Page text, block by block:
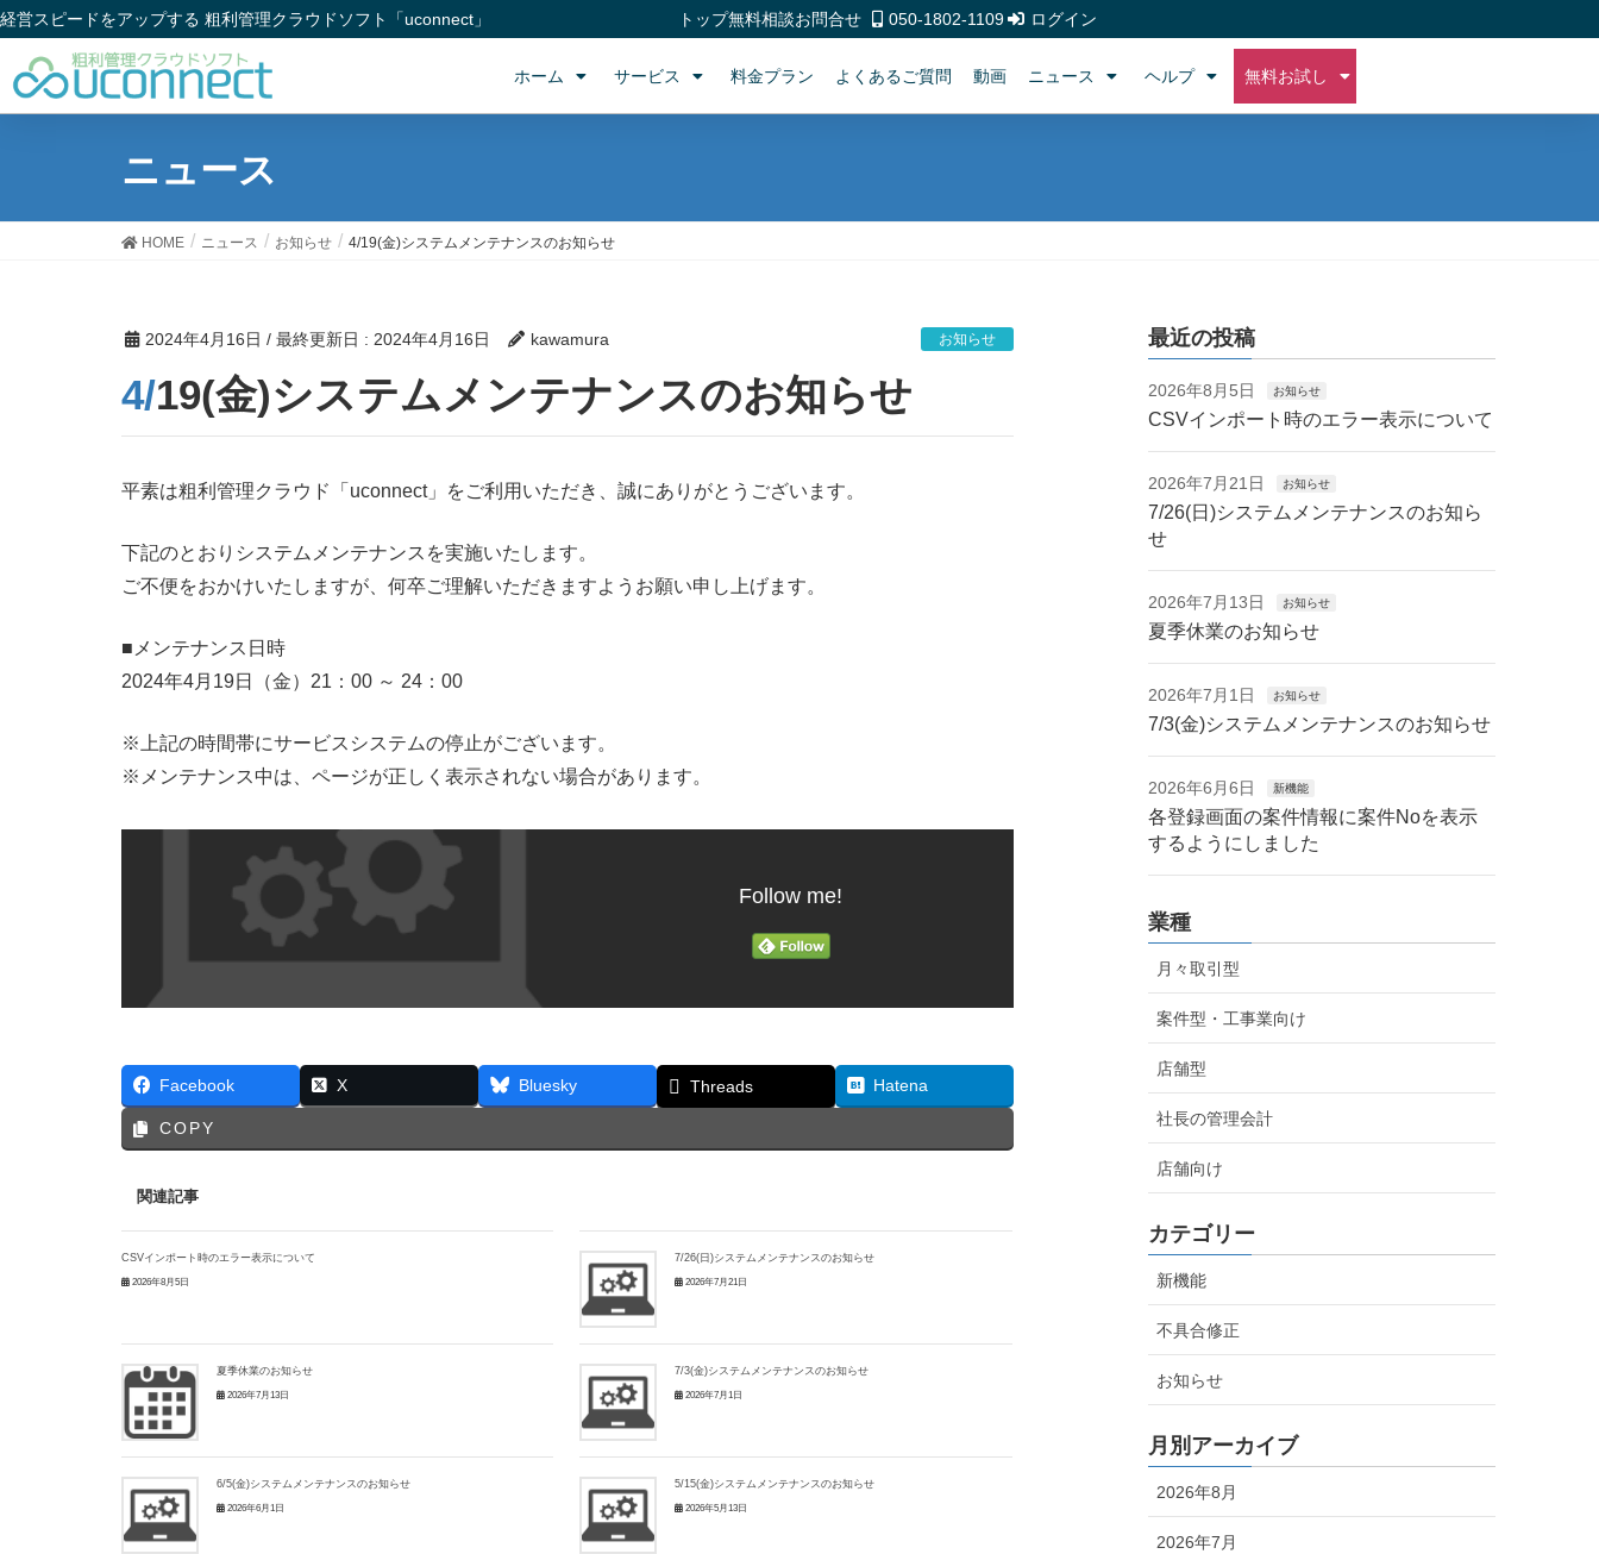
経営スピードをアップする 粗利管理クラウドソフト「uconnect」 トップ無料相談お問合せ 050-1802-1109 ログイン
ホーム サービス 料金プラン よくあるご質問 動画 ニュース ヘルプ 無料お試し
ニュース
HOME ニュース お知らせ 4/19(金)システムメンテナンスのお知らせ
2024年4月16日 / 最終更新日 : 2024年4月16日 kawamura お知らせ
4/19(金)システムメンテナンスのお知らせ
平素は粗利管理クラウド「uconnect」をご利用いただき、誠にありがとうございます。
下記のとおりシステムメンテナンスを実施いたします。
ご不便をおかけいたしますが、何卒ご理解いただきますようお願い申し上げます。
■メンテナンス日時
2024年4月19日（金）21：00 ～ 24：00
※上記の時間帯にサービスシステムの停止がございます。
※メンテナンス中は、ページが正しく表示されない場合があります。
Follow me!
Facebook X Bluesky Threads Hatena
COPY
関連記事
CSVインポート時のエラー表示について
2026年8月5日
7/26(日)システムメンテナンスのお知らせ
2026年7月21日
夏季休業のお知らせ
2026年7月13日
7/3(金)システムメンテナンスのお知らせ
2026年7月1日
6/5(金)システムメンテナンスのお知らせ
2026年6月1日
5/15(金)システムメンテナンスのお知らせ
2026年5月13日
最近の投稿
2026年8月5日 お知らせ
CSVインポート時のエラー表示について
2026年7月21日 お知らせ
7/26(日)システムメンテナンスのお知ら
せ
2026年7月13日 お知らせ
夏季休業のお知らせ
2026年7月1日 お知らせ
7/3(金)システムメンテナンスのお知らせ
2026年6月6日 新機能
各登録画面の案件情報に案件Noを表示
するようにしました
業種
月々取引型
案件型・工事業向け
店舗型
社長の管理会計
店舗向け
カテゴリー
新機能
不具合修正
お知らせ
月別アーカイブ
2026年8月
2026年7月